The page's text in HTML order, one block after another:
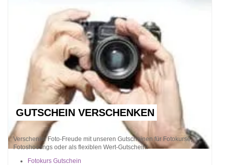
GUTSCHEIN VERSCHENKEN
Verschenke Foto-Freude mit unseren Gutscheinen für Fotokurse,
Fotoshootings oder als flexiblen Wert-Gutschein!
Fotokurs Gutschein